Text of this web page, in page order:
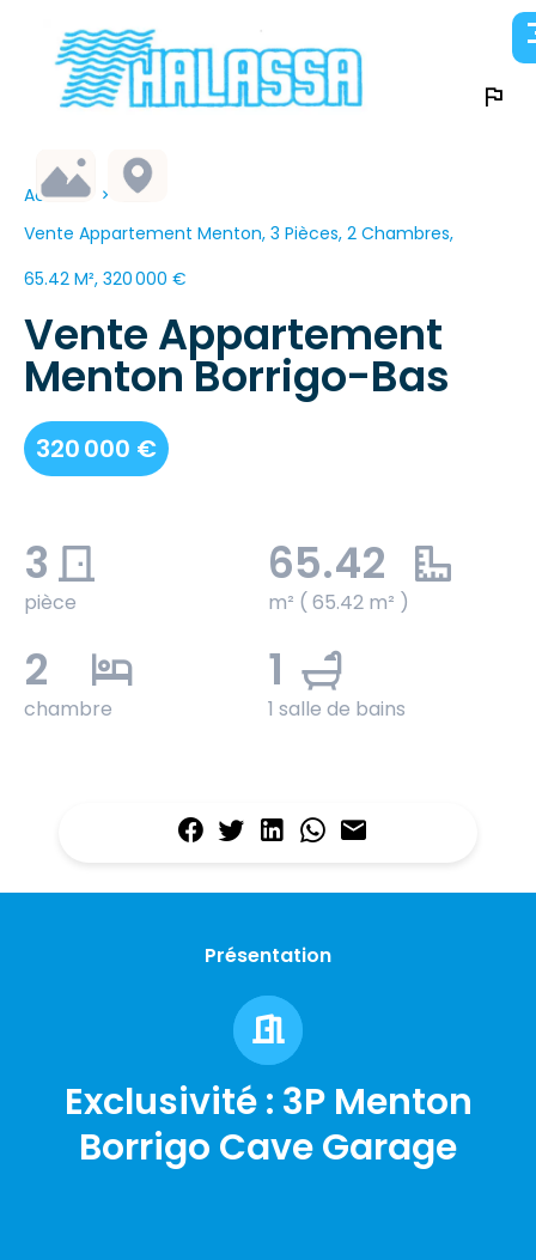
Accueil
Vente Appartement Menton, 3 Pièces, 2 Chambres,
65.42 M², 320 000 €
Vente Appartement
Menton Borrigo-Bas
320 000 €
3
pièce
65.42
m² ( 65.42 m² )
2
chambre
1
1 salle de bains
Présentation
Exclusivité : 3P Menton
Borrigo Cave Garage